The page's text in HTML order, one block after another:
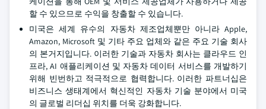
할 수 있으므로 수익을 창출할 수 있습니다.
미국은 세계 유수의 자동차 제조업체뿐만 아니라 Apple,
Amazon, Microsoft 및 기타 주요 업체와 같은 주요 기술 회사
의 본거지입니다. 이러한 기술과 자동차 회사는 클라우드 인
프라, AI 애플리케이션 및 자동차 데이터 서비스를 개발하기
위해 빈번하고 적극적으로 협력합니다. 이러한 파트너십은
비즈니스 생태계에서 혁신적인 자동차 기술 분야에서 미국
의 글로벌 리더십 위치를 더욱 강화합니다.